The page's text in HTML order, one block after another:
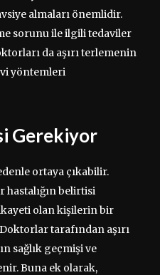
almaları önemlidir.
sorunu ile ilgili tedaviler
da aşırı terlemenin
yöntemleri
Gerekiyor
ortaya çıkabilir.
belirtisi
olan kişilerin bir
tarafından aşırı
sağlık geçmişi ve
Buna ek olarak,